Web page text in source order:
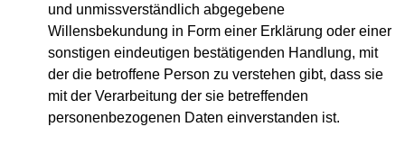
und unmissverständlich abgegebene
Willensbekundung in Form einer Erklärung oder einer
sonstigen eindeutigen bestätigenden Handlung, mit
der die betroffene Person zu verstehen gibt, dass sie
mit der Verarbeitung der sie betreffenden
personenbezogenen Daten einverstanden ist.